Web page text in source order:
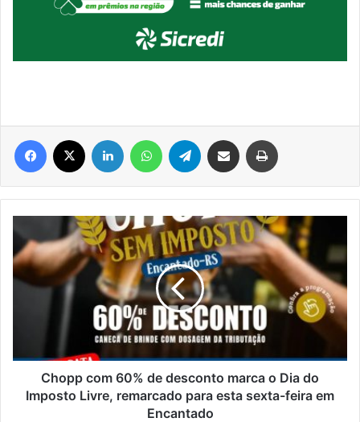
Facebook Linkedin WhatsAppTelegram Compartilhar via e-mail
com
60%
de
desconto
do
Imposto
Livre,
Chopp com 60% de desconto marca o Dia do
Imposto Livre, remarcado para esta sexta-feira em
Encantado